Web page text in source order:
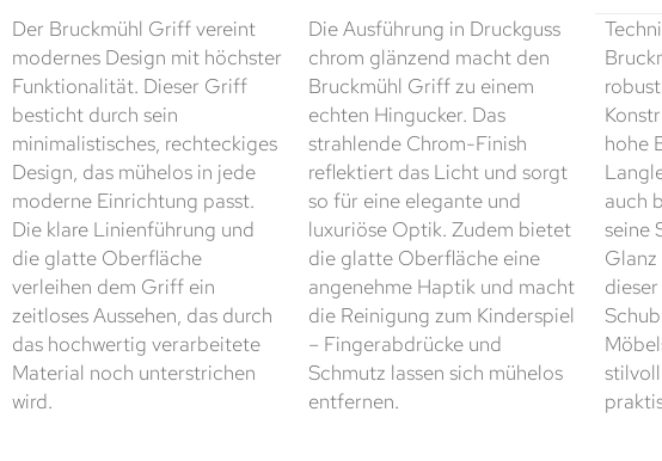
Der Bruckmühl Griff vereint
modernes Design mit höchster
Funktionalität. Dieser Griff
besticht durch sein
minimalistisches, rechteckiges
Design, das mühelos in jede
moderne Einrichtung passt.
Die klare Linienführung und
die glatte Oberfläche
verleihen dem Griff ein
zeitloses Aussehen, das durch
das hochwertig verarbeitete
Material noch unterstrichen
wird.
Die Ausführung in Druckguss
chrom glänzend macht den
Bruckmühl Griff zu einem
echten Hingucker. Das
strahlende Chrom-Finish
reflektiert das Licht und sorgt
so für eine elegante und
luxuriöse Optik. Zudem bietet
die glatte Oberfläche eine
angenehme Haptik und macht
die Reinigung zum Kinderspiel
– Fingerabdrücke und
Schmutz lassen sich mühelos
entfernen.
hohe
auch
seine